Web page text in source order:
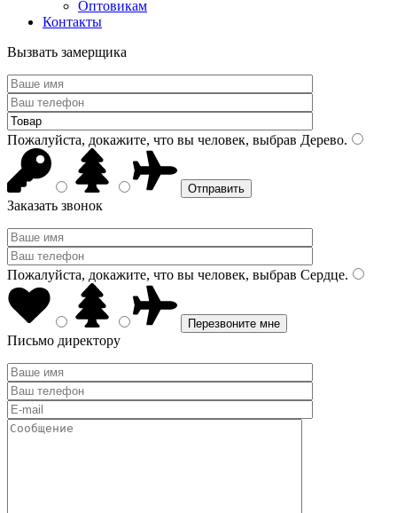
Оптовикам
Контакты
Вызвать замерщика
Пожалуйста, докажите, что вы человек, выбрав Дерево.
Заказать звонок
Пожалуйста, докажите, что вы человек, выбрав Сердце.
Письмо директору